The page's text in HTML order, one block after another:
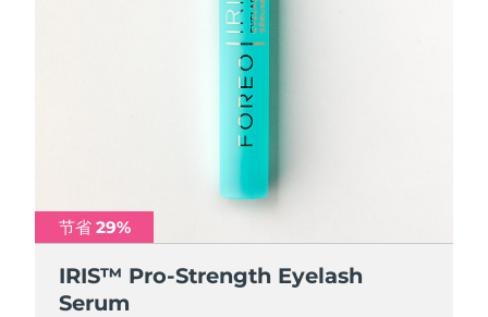
节省 29%
IRIS™ Pro-Strength Eyelash
Serum